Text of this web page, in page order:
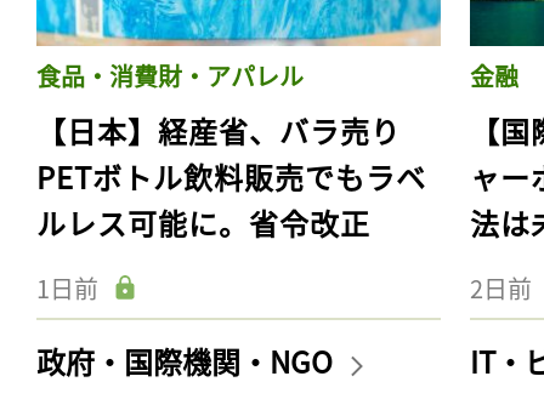
食品・消費財・アパレル
【日本】経産省、バラ売り
PETボトル飲料販売でもラベ
ルレス可能に。省令改正
1日前
金融
【
ャー
法は
2日前
政府・国際機関・NGO IT・